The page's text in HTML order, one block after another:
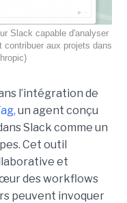
Slack capable d'analyser
contribuer aux projets dans
l’intégration de
un agent conçu
Slack comme un
Cet outil
et
des workflows
peuvent invoquer